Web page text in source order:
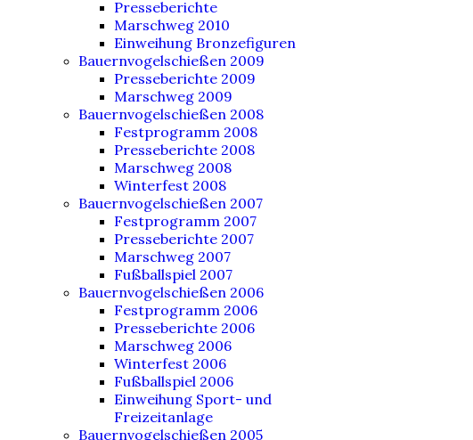
Presseberichte
Marschweg 2010
Einweihung Bronzefiguren
Bauernvogelschießen 2009
Presseberichte 2009
Marschweg 2009
Bauernvogelschießen 2008
Festprogramm 2008
Presseberichte 2008
Marschweg 2008
Winterfest 2008
Bauernvogelschießen 2007
Festprogramm 2007
Presseberichte 2007
Marschweg 2007
Fußballspiel 2007
Bauernvogelschießen 2006
Festprogramm 2006
Presseberichte 2006
Marschweg 2006
Winterfest 2006
Fußballspiel 2006
Einweihung Sport- und
Freizeitanlage
Bauernvogelschießen 2005